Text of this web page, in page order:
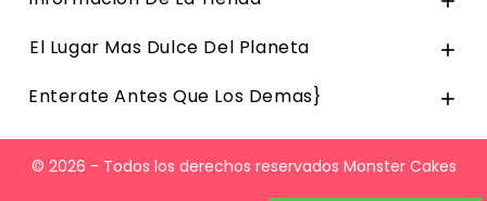
El Lugar Mas Dulce Del Planeta 
Enterate Antes Que Los Demas} 
© 2026 - Todos los derechos reservados Monster Cakes